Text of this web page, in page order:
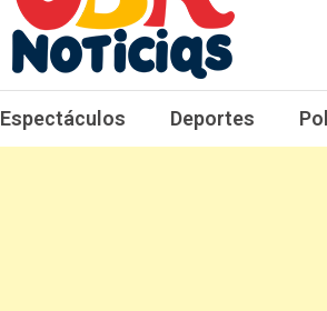
obrnoticias.com
obr noticias noticias, entretenimiento y
Espectáculos Deportes